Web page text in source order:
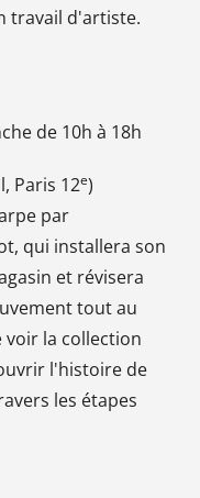
travail d'artiste.
de 10h à 18h
Paris 12e)
par
qui installera son
et révisera
tout au
voir la collection
l'histoire de
les étapes